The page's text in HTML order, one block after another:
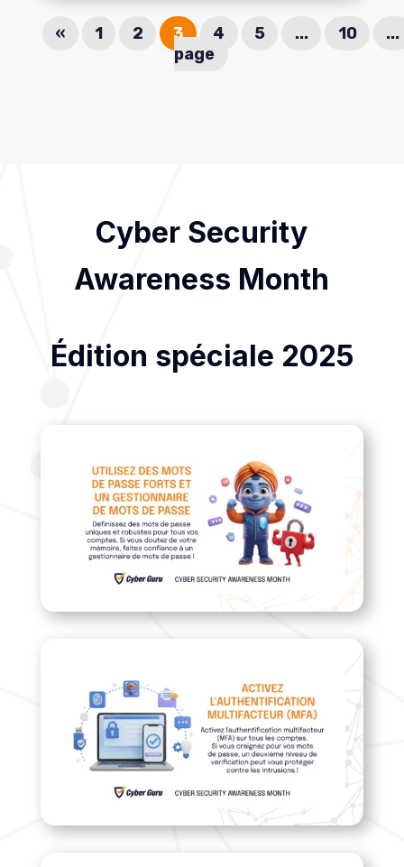
« 1 2 3 4 5 ... 10
...
page
Cyber Security
Awareness Month
Édition spéciale 2025